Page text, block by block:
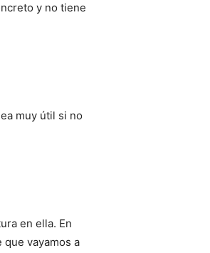
y no tiene
muy útil si no
en ella. En
vayamos a